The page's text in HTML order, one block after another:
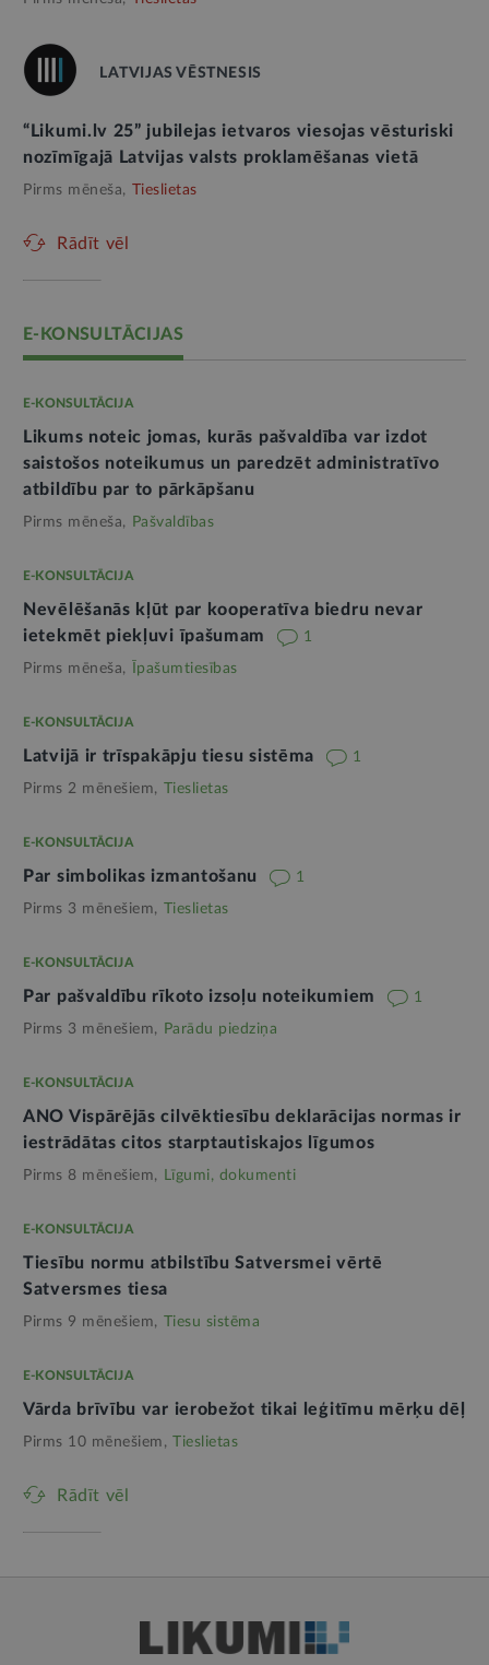
LATVIJAS VĒSTNESIS
“Likumi.lv 25” jubilejas ietvaros viesojas vēsturiski
nozīmīgajā Latvijas valsts proklamēšanas vietā
Pirms mēneša, Tieslietas
Rādīt vēl
E-KONSULTĀCIJAS
E-KONSULTĀCIJA
Likums noteic jomas, kurās pašvaldība var izdot
saistošos noteikumus un paredzēt administratīvo
atbildību par to pārkāpšanu
Pirms mēneša, Pašvaldības
E-KONSULTĀCIJA
Nevēlēšanās kļūt par kooperatīva biedru nevar
ietekmēt piekļuvi īpašumam
1
Pirms mēneša, Īpašumtiesības
E-KONSULTĀCIJA
Latvijā ir trīspakāpju tiesu sistēma 1
Pirms 2 mēnešiem, Tieslietas
E-KONSULTĀCIJA
Par simbolikas izmantošanu 1
Pirms 3 mēnešiem, Tieslietas
E-KONSULTĀCIJA
Par pašvaldību rīkoto izsoļu noteikumiem 1
Pirms 3 mēnešiem, Parādu piedziņa
E-KONSULTĀCIJA
ANO Vispārējās cilvēktiesību deklarācijas normas ir
iestrādātas citos starptautiskajos līgumos
Pirms 8 mēnešiem, Līgumi, dokumenti
E-KONSULTĀCIJA
Tiesību normu atbilstību Satversmei vērtē
Satversmes tiesa
Pirms 9 mēnešiem, Tiesu sistēma
E-KONSULTĀCIJA
Vārda brīvību var ierobežot tikai leģitīmu mērķu dēļ
Pirms 10 mēnešiem, Tieslietas
Rādīt vēl